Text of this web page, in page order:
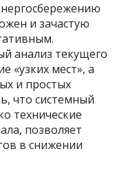
и зачастую
анализ текущего
«узких мест», а
и простых
что системный
технические
позволяет
в снижении